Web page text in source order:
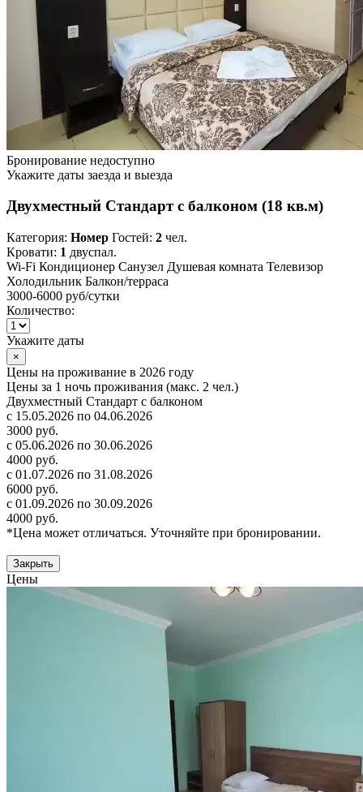
Бронирование недоступно
Укажите даты заезда и выезда
Двухместный Стандарт с балконом (18 кв.м)
Категория: Номер Гостей: 2 чел.
Кровати: 1 двуспал.
Wi-Fi Кондиционер Санузел Душевая комната Телевизор
Холодильник Балкон/терраса
3000-6000 руб/сутки
Количество:
Укажите даты
×
Цены на проживание в 2026 году
Цены за 1 ночь проживания (макс. 2 чел.)
Двухместный Стандарт с балконом
с 15.05.2026 по 04.06.2026
3000 руб.
с 05.06.2026 по 30.06.2026
4000 руб.
с 01.07.2026 по 31.08.2026
6000 руб.
с 01.09.2026 по 30.09.2026
4000 руб.
*Цена может отличаться. Уточняйте при бронировании.
Закрыть
Цены